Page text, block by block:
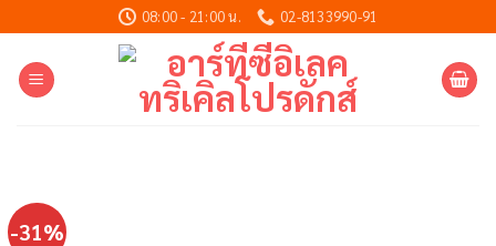
to
content
08:00 - 21:00 น. 02-8133990-91
-31%